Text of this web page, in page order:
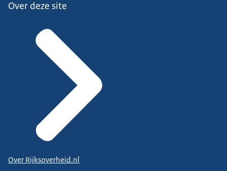
Over deze site
Over Rijksoverheid.nl